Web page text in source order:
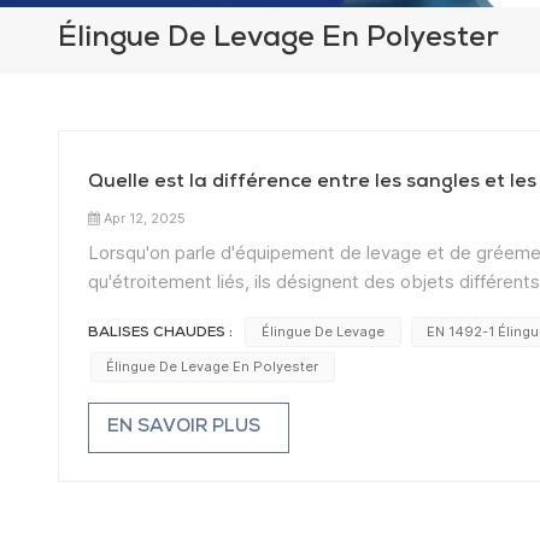
Élingue De Levage En Polyester
Quelle est la différence entre les sangles et les
Apr 12, 2025
Lorsqu'on parle d'équipement de levage et de
qu'étroitement liés, ils désignent des objets
tissé fabriqué à partir de matières synthétiques telles
et flexible. La sangle est utilisée comme matière
levage, sangles Elle est couramment utilisée pour
outil de levage complet ; elle doit être cousue,
BALISES CHAUDES : Élingue De Levage EN 1492-1
Élingue De Levage En Polyester
EN SAVOIR PLUS